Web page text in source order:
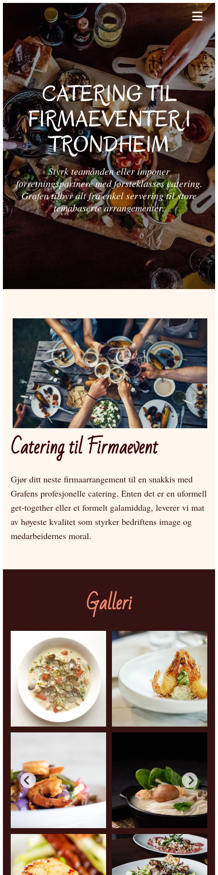
CATERING TIL
FIRMAEVENTER I
TRONDHEIM
Styrk teamånden eller imponer
forretningspartnere med førsteklasses catering.
Grafen tilbyr alt fra enkel servering til store
temabaserte arrangementer.
Catering til Firmaevent
Gjør ditt neste firmaarrangement til en snakkis med
Grafens profesjonelle catering. Enten det er en uformell
get-together eller et formelt galamiddag, leverer vi mat
av høyeste kvalitet som styrker bedriftens image og
medarbeidernes moral.
Galleri